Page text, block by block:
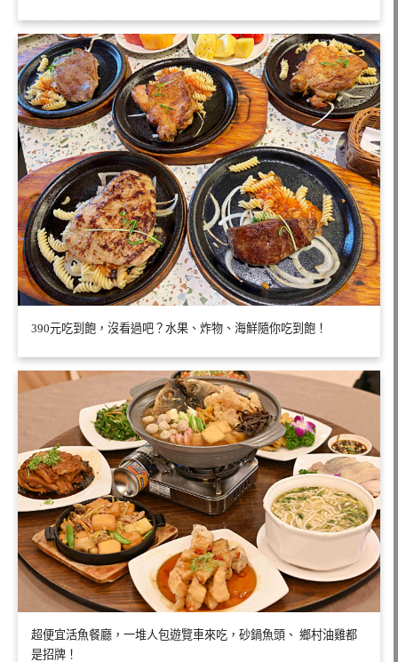
390元吃到飽，沒看過吧？水果、炸物、海鮮隨你吃到飽！
超便宜活魚餐廳，一堆人包遊覽車來吃，砂鍋魚頭、 鄉村油雞都
是招牌！